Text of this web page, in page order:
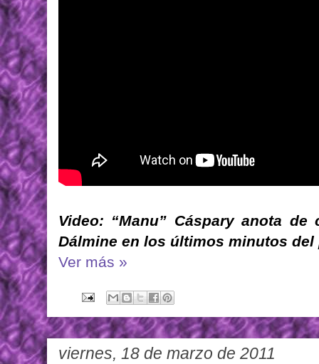
Video: “Manu” Cáspary anota
Dálmine en los últimos minutos del
Ver más »
viernes, 18 de marzo de 2011